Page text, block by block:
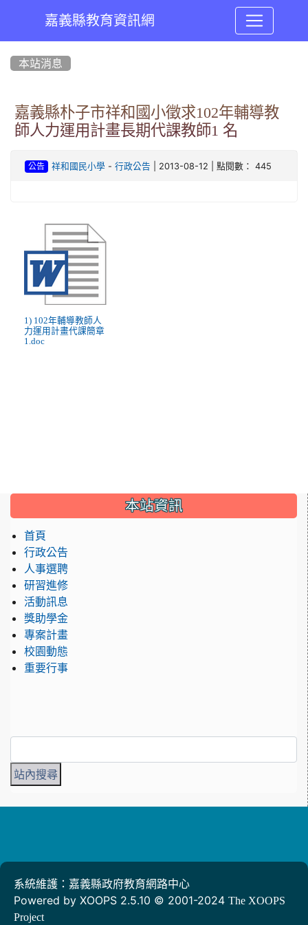
嘉義縣教育資訊網
本站消息
嘉義縣朴子市祥和國小徵求102年輔導教
師人力運用計畫長期代課教師1 名
公告 祥和國民小學- 行政公告 | 2013-08-12 | 點閱數： 445
1) 102年輔導教師人
力運用計畫代課簡章
1.doc
::: 本站資訊
首頁
行政公告
人事選聘
研習進修
活動訊息
獎助學金
專案計畫
校園動態
重要行事
系統維護：嘉義縣政府教育網路中心
Powered by XOOPS 2.5.10 © 2001-2024 The XOOPS
Project